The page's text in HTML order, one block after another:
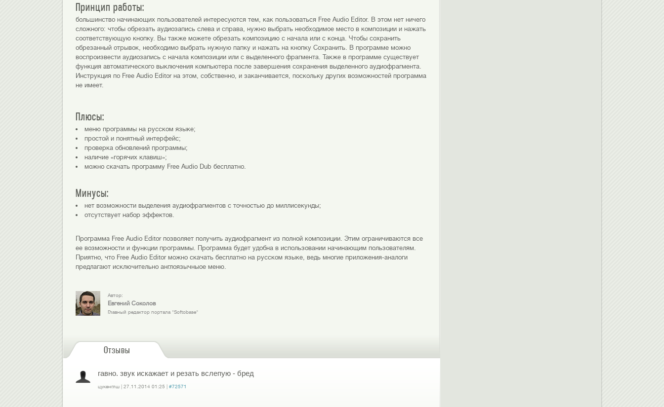
Принцип работы:
большинство начинающих пользователей интересуются тем, как пользоваться Free Audio Editor. В этом нет ничего
сложного: чтобы обрезать аудиозапись слева и справа, нужно выбрать необходимое место в композиции и нажать
соответствующую кнопку. Вы также можете обрезать композицию с начала или с конца. Чтобы сохранить
обрезанный отрывок, необходимо выбрать нужную папку и нажать на кнопку Сохранить. В программе можно
воспроизвести аудиозапись с начала композиции или с выделенного фрагмента. Также в программе существует
функция автоматического выключения компьютера после завершения сохранения выделенного аудиофрагмента.
Инструкция по Free Audio Editor на этом, собственно, и заканчивается, поскольку других возможностей программа
не имеет.
Плюсы:
меню программы на русском языке;
простой и понятный интерфейс;
проверка обновлений программы;
наличие «горячих клавиш»;
можно скачать программу Free Audio Dub бесплатно.
Минусы:
нет возможности выделения аудиофрагментов c точностью до миллисекунды;
отсутствует набор эффектов.
Программа Free Audio Editor позволяет получить аудиофрагмент из полной композиции. Этим ограничиваются все
ее возможности и функции программы. Программа будет удобна в использовании начинающим пользователям.
Приятно, что Free Audio Editor можно скачать бесплатно на русском языке, ведь многие приложения-аналоги
предлагают исключительно англоязычныое меню.
Автор:
Евгений Соколов
Главный редактор портала "Softobase"
Отзывы
гавно. звук искажает и резать вслепую - бред
цукенглш| 27.11.2014 01:25
#72571